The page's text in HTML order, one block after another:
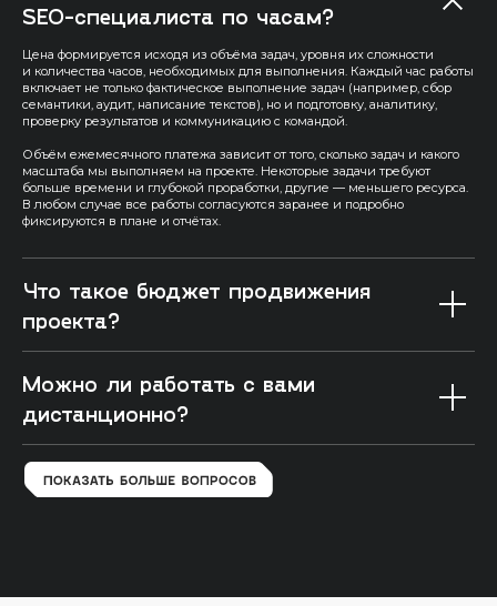
SEO-специалиста по часам?
Цена формируется исходя из объёма задач, уровня их сложности
и количества часов, необходимых для выполнения. Каждый час работы
включает не только фактическое выполнение задач (например, сбор
семантики, аудит, написание текстов), но и подготовку, аналитику,
проверку результатов и коммуникацию с командой.
Объём ежемесячного платежа зависит от того, сколько задач и какого
масштаба мы выполняем на проекте. Некоторые задачи требуют
больше времени и глубокой проработки, другие — меньшего ресурса.
В любом случае все работы согласуются заранее и подробно
фиксируются в плане и отчётах.
Что такое бюджет продвижения
проекта?
Можно ли работать с вами
дистанционно?